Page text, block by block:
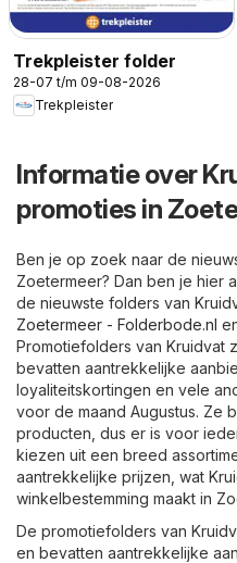
Trekpleister folder
28-07 t/m 09-08-2026
Trekpleister
Informatie over
promoties in
Ben je op zoek naar de
Zoetermeer? Dan ben je hier
de nieuwste folders van
Zoetermeer - Folderbode.nl
Promotiefolders van Kruidvat
bevatten aantrekkelijke
loyaliteitskortingen en vele
voor de maand Augustus. Ze
producten, dus er is voor
kiezen uit een breed
aantrekkelijke prijzen, wat
winkelbestemming maakt in
De promotiefolders van
en bevatten aantrekkelijke